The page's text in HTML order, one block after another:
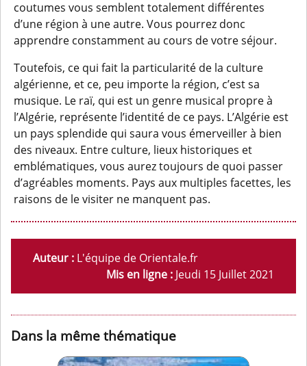
coutumes vous semblent totalement différentes
d’une région à une autre. Vous pourrez donc
apprendre constamment au cours de votre séjour.
Toutefois, ce qui fait la particularité de la culture
algérienne, et ce, peu importe la région, c’est sa
musique. Le raï, qui est un genre musical propre à
l’Algérie, représente l’identité de ce pays. L’Algérie est
un pays splendide qui saura vous émerveiller à bien
des niveaux. Entre culture, lieux historiques et
emblématiques, vous aurez toujours de quoi passer
d’agréables moments. Pays aux multiples facettes, les
raisons de le visiter ne manquent pas.
Auteur : L'équipe de Orientale.fr
Mis en ligne : Jeudi 15 Juillet 2021
Dans la même thématique